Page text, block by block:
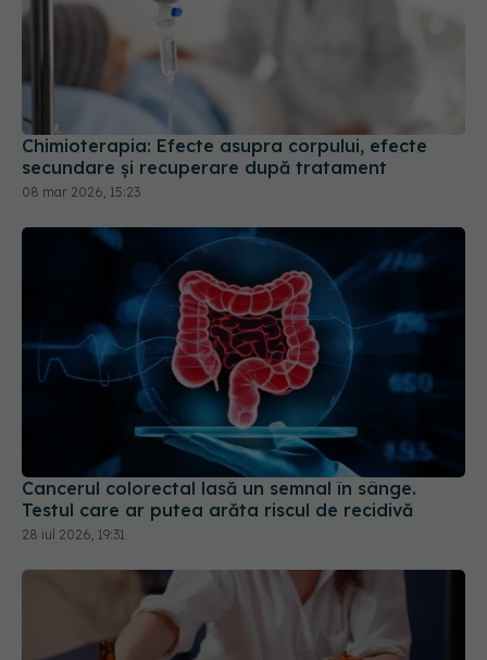
Chimioterapia: Efecte asupra corpului, efecte
secundare și recuperare după tratament
08 mar 2026, 15:23
Cancerul colorectal lasă un semnal în sânge.
Testul care ar putea arăta riscul de recidivă